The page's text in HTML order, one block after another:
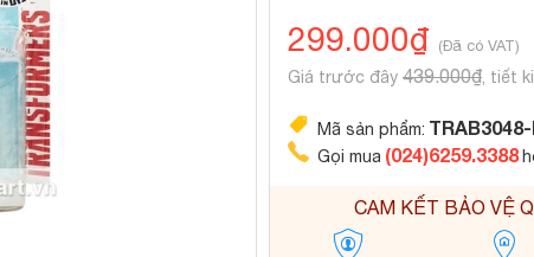
299.000₫ (Đã có VAT)
Giá trước đây 439.000₫ , tiết
CAM KẾT BẢO VỆ
Mã sản phẩm:
Gọi mua (024)6259.3388